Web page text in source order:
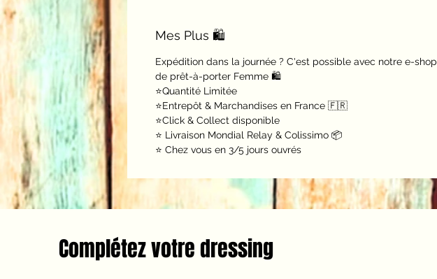
Mes Plus 🛍️
Expédition dans la journée ? C'est possible avec notre e-shop
de prêt-à-porter Femme 🛍️
⭐️Quantité Limitée
⭐️Entrepôt & Marchandises en France 🇫🇷
⭐️Click & Collect disponible
⭐️ Livraison Mondial Relay & Colissimo 📦
⭐️ Chez vous en 3/5 jours ouvrés
Complétez votre dressing